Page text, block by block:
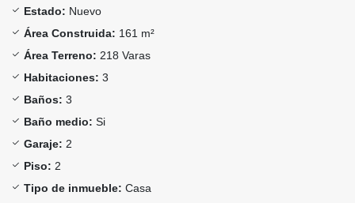
Estado: Nuevo
Área Construida: 161 m²
Área Terreno: 218 Varas
Habitaciones: 3
Baños: 3
Baño medio: Si
Garaje: 2
Piso: 2
Tipo de inmueble: Casa